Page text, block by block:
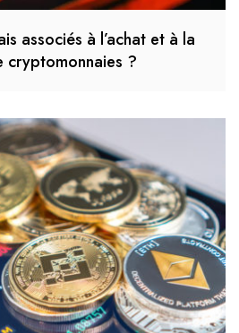
associés à l’achat et à la
cryptomonnaies ?